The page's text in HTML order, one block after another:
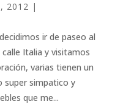
2012 |
ir de paseo al
Italia y visitamos
varias tienen un
super simpatico y
que me...